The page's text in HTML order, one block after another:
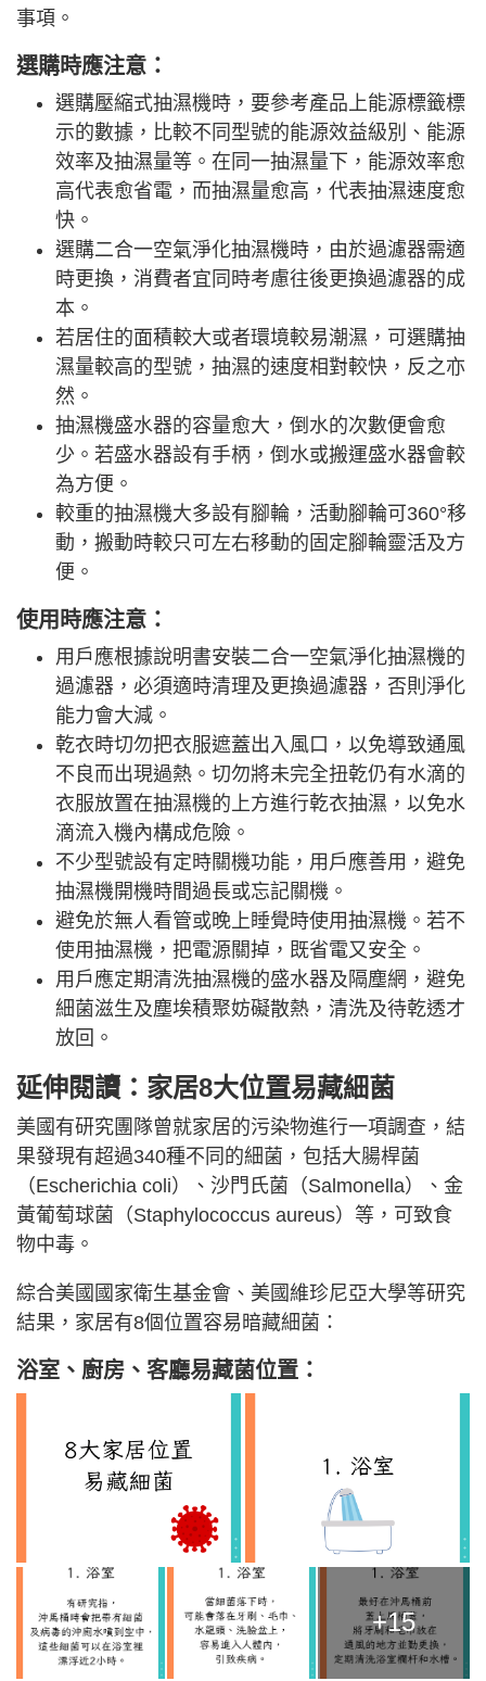
事項。
選購時應注意：
選購壓縮式抽濕機時，要參考產品上能源標籤標
示的數據，比較不同型號的能源效益級別、能源
效率及抽濕量等。在同一抽濕量下，能源效率愈
高代表愈省電，而抽濕量愈高，代表抽濕速度愈
快。
選購二合一空氣淨化抽濕機時，由於過濾器需適
時更換，消費者宜同時考慮往後更換過濾器的成
本。
若居住的面積較大或者環境較易潮濕，可選購抽
濕量較高的型號，抽濕的速度相對較快，反之亦
然。
抽濕機盛水器的容量愈大，倒水的次數便會愈
少。若盛水器設有手柄，倒水或搬運盛水器會較
為方便。
較重的抽濕機大多設有腳輪，活動腳輪可360°移
動，搬動時較只可左右移動的固定腳輪靈活及方
便。
使用時應注意：
用戶應根據說明書安裝二合一空氣淨化抽濕機的
過濾器，必須適時清理及更換過濾器，否則淨化
能力會大減。
乾衣時切勿把衣服遮蓋出入風口，以免導致通風
不良而出現過熱。切勿將未完全扭乾仍有水滴的
衣服放置在抽濕機的上方進行乾衣抽濕，以免水
滴流入機內構成危險。
不少型號設有定時關機功能，用戶應善用，避免
抽濕機開機時間過長或忘記關機。
避免於無人看管或晚上睡覺時使用抽濕機。若不
使用抽濕機，把電源關掉，既省電又安全。
用戶應定期清洗抽濕機的盛水器及隔塵網，避免
細菌滋生及塵埃積聚妨礙散熱，清洗及待乾透才
放回。
延伸閱讀：家居8大位置易藏細菌
美國有研究團隊曾就家居的污染物進行一項調查，結
果發現有超過340種不同的細菌，包括大腸桿菌
（Escherichia coli）、沙門氏菌（Salmonella）、金
黃葡萄球菌（Staphylococcus aureus）等，可致食
物中毒。
綜合美國國家衛生基金會、美國維珍尼亞大學等研究
結果，家居有8個位置容易暗藏細菌：
浴室、廚房、客廳易藏菌位置 ：
+15